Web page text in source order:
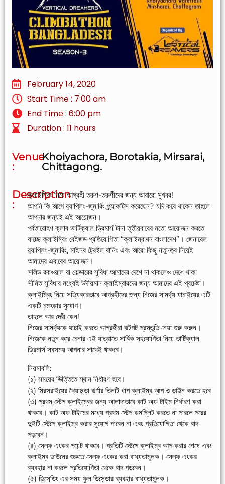
February 14, 2020
Start Time : 7:00 am
End Time : 6:00 pm
Duration : 11 hours
Venue
:
Khoiyachora, Borotakia, Mirsarai,
Chittagong.
Description
:
ক্লাইম্বিং নিয়ে আগ্রহী তরুণ-তরুণীদের জন্য আবারো সুখবর!
আপনি কি আগে র‍্যাপ্লিং-জুমারিং প্র্যাকটিস করেছেন? যদি করে থাকেন তাহলে
আপনার জন্যই এই আয়োজন।
পর্বতারোহণ ক্লাব ভার্টিক্যাল ড্রিমার্স টানা তৃতীয়বারের মতো আয়োজন করতে
যাচ্ছে ক্লাইম্বিং বেইজড প্রতিযোগিতা “ক্লাইম্বাথন বাংলাদেশ”। জেনারেল
র‍্যাপ্লিং-জুমারিং, মাইনর ট্রেইল রানিং এবং আরো কিছু নতুনত্ব নিয়েই
আমাদের এবারের আয়োজন।
সলিড রকওয়াল বা বোল্ডারের সুবিধা আমাদের দেশে না থাকলেও দেশে থাকা
সীমিত সুবিধার মধ্যেই উদীয়মান ক্লাইম্বারদের জন্য আমাদের এই প্রচেষ্টা।
ক্লাইম্বিং নিয়ে সত্যিকারভাবে আগ্রহীদের জন্য নিজের সামর্থ্য যাচাইয়ের এটি
একটি চমৎকার সুযোগ।
তাহলে আর দেরী কেন!
নিজের সামর্থ্যকে যাচাই করতে আগ্রহীরা ঝটপট প্রস্তুতি নেয়া শুরু করুন।
নিজেকে নতুন করে চেনার এই যাত্রাতে সার্বিক সহযোগিতা নিয়ে ভার্টিক্যাল
ড্রিমার্স সবসময় আপনার সাথেই থাকবে।
নিয়মাবলি:
(১) সময়ের ভিত্তিতে স্থান নির্ধারণ হবে।
(২) মিরসরাইয়ের খৈয়াছড়া ঝর্ণার তিনটি ধাপ ক্লাইম্ব আপ ও ডাউন করতে হবে
(৩) প্রথম স্টেপ ক্লাইম্বের জন্য আলাদাভাবে কাট অফ টাইম নির্ধারণ করা
থাকবে। কাট অফ টাইমের মধ্যে প্রথম স্টেপ কমপ্লিট করতে না পারলে পরের
দুইটি স্টেপে ক্লাইম্ব করার সুযোগ পাবেন না এবং প্রতিযোগিতা থেকে বাদ
পড়বেন।
(৪) সেল্ফ এংকর পয়েন্ট থাকবে। প্রতিটি স্টেপে ক্লাইম্ব আপ করার শেষে এবং
ক্লাইম্ব ডাউনের শুরুতে সেল্ফ এংকর করা বাধ্যতামূলক। সেল্ফ এংকর
ব্যবহার না করলে প্রতিযোগিতা থেকে বাদ পড়বেন।
(৫) ডিসেন্ডিং এর সময় ফুল ডিসেন্ডার ব্যবহার বাধ্যতামূলক।